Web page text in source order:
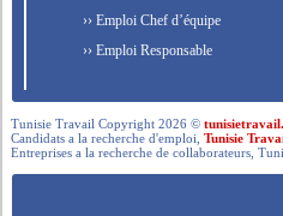
›› Emploi Chef d’équipe
›› Emploi Responsable
Tunisie Travail Copyright 2026 ©
Candidats a la recherche d'emploi,Tunisie
Entreprises a la recherche de collaborateurs,